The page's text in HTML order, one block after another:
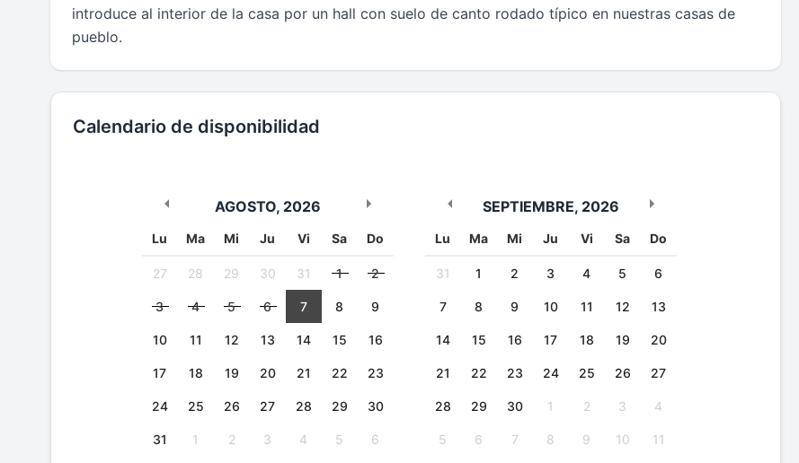
introduce al interior de la casa por un hall con suelo de canto rodado típico en nuestras casas de
pueblo.
Calendario de disponibilidad
AGOSTO, 2026
Lu Ma Mi Ju Vi Sa Do
27 28 29 30 31 1 2
3 4 5 6 7 8 9
10 11 12 13 14 15 16
17 18 19 20 21 22 23
24 25 26 27 28 29 30
31 1 2 3 4 5 6
SEPTIEMBRE, 2026
Lu Ma Mi Ju Vi Sa Do
31 1 2 3 4 5 6
7 8 9 10 11 12 13
14 15 16 17 18 19 20
21 22 23 24 25 26 27
28 29 30 1 2 3 4
5 6 7 8 9 10 11